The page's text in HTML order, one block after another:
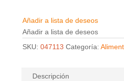
Añadir a lista de deseos
Añadir a lista de deseos
SKU: 047113 Categoría:
Descripción